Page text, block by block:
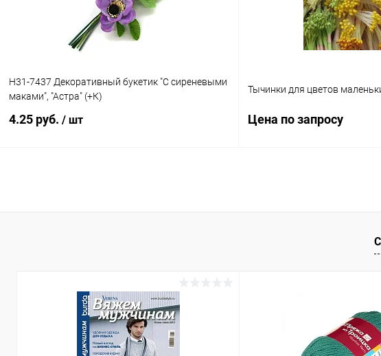
H31-7437 Декоративный букетик "С сиреневыми
маками", "Астра" (+К)
4.25 руб. / шт
Купить в 1 клик К сравнению
Тычинки для цветов
Цена по запросу
Купить в 1 клик